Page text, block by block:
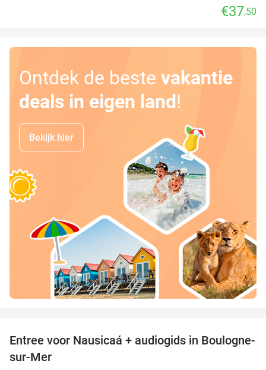
€37,50
Ontdek de beste vakantie
deals in eigen land!
Bekijk hier
27%
Entree voor Nausicaá + audiogids in Boulogne-
sur-Mer